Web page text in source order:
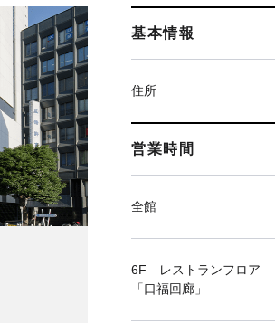
基本情報
住所
営業時間
全館
6F レストランフロア
「口福回廊」